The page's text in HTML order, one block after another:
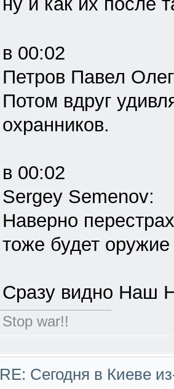
в 00:02
Петров Павел
Потом вдруг
охранников.
в 00:02
Sergey Semenov:
Наверно
тоже будет
Сразу видно Наш
Stop war!!
RE: Сегодня в Киеве